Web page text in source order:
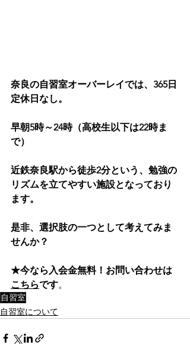
奈良の自習室オーバーレイでは、365日
定休日なし。
早朝5時～24時（高校生以下は22時ま
で）
近鉄奈良駅から徒歩2分という、勉強の
リズムを立てやすい施設となっており
ます。
是非、選択肢の一つとして考えてみま
せんか？
★今なら入会金無料！お問い合わせは
こちらです。
自習室
自習室について